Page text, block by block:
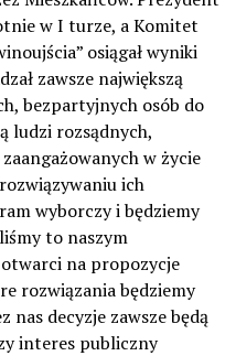
w I turze, a Komitet
osiągał wyniki
zawsze największą
bezpartyjnych osób do
ludzi rozsądnych,
w życie
ich
wyborczy i będziemy
to naszym
na propozycje
rozwiązania będziemy
nas decyzje zawsze będą
interes publiczny